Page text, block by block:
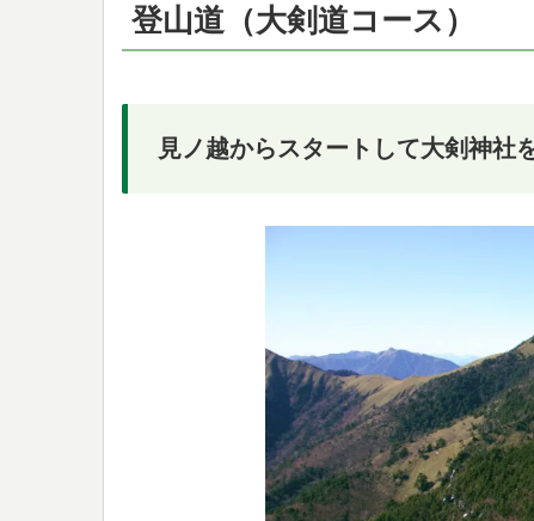
登山道（大剣道コース）
見ノ越からスタートして大剣神社